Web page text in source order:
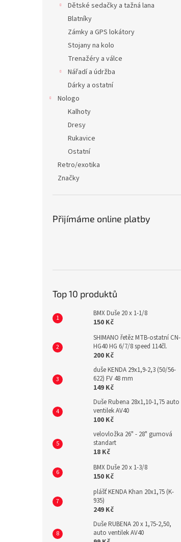
Dětské sedačky a tažná lana
Blatníky
Zámky a GPS lokátory
Stojany na kolo
Trenažéry a válce
Nářadí a údržba
Dárky a ostatní
Nologo
Kalhoty
Dresy
Rukavice
Ostatní
Retro/exotika
Značky
Přijímáme online platby
Top 10 produktů
BMX Duše 20 x 1-1/8
150 Kč
SHIMANO řetěz MTB-ostatní CN-
HG40 HG 6/7/8 speed 114čl.
200 Kč
duše KENDA 29x1,9-2,3 (50/56-
622) FV 48 mm
149 Kč
Duše Rubena 28x1,10-1,75 auto
ventilek AV40
100 Kč
velovložka 26" - 28" gumová
standart
18 Kč
BMX Duše 20 x 1-3/8
150 Kč
plášť KENDA Khan 20x1,75 (K-
935)
249 Kč
Duše RUBENA 20 x 1,75-2,50,
auto ventilek AV40